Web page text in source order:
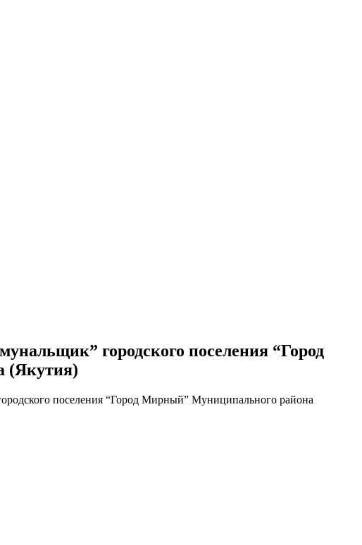
городского поселения “Город
(Якутия)
поселения “Город Мирный” Муниципального района